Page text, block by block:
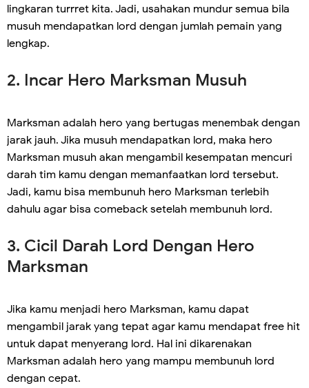
lingkaran turrret kita. Jadi, usahakan mundur semua bila
musuh mendapatkan lord dengan jumlah pemain yang
lengkap.
2. Incar Hero Marksman Musuh
Marksman adalah hero yang bertugas menembak dengan
jarak jauh. Jika musuh mendapatkan lord, maka hero
Marksman musuh akan mengambil kesempatan mencuri
darah tim kamu dengan memanfaatkan lord tersebut.
Jadi, kamu bisa membunuh hero Marksman terlebih
dahulu agar bisa comeback setelah membunuh lord.
3. Cicil Darah Lord Dengan Hero
Marksman
Jika kamu menjadi hero Marksman, kamu dapat
mengambil jarak yang tepat agar kamu mendapat free hit
untuk dapat menyerang lord. Hal ini dikarenakan
Marksman adalah hero yang mampu membunuh lord
dengan cepat.